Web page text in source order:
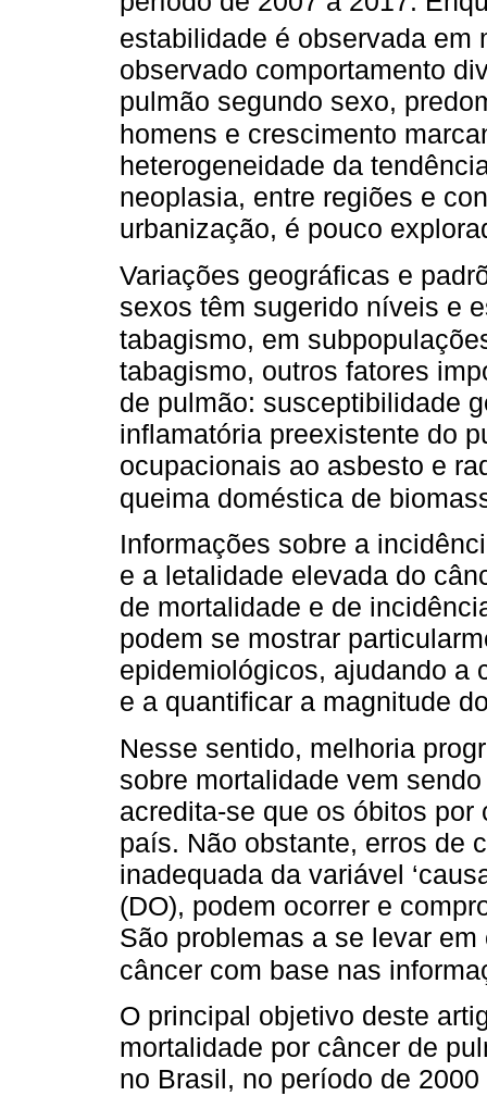
estabilidade é observada em
observado comportamento
pulmão segundo sexo,
homens e crescimento
heterogeneidade da
neoplasia, entre regiões e
urbanização, é pouco
Variações geográficas e
sexos têm sugerido níveis e
tabagismo, em
tabagismo, outros fatores
de pulmão: susceptibilidade
inflamatória preexistente do
ocupacionais ao asbesto e
queima doméstica de
Informações sobre a
e a letalidade elevada do
de mortalidade e de
podem se mostrar
epidemiológicos, ajudando a
e a quantificar a magnitude
Nesse sentido, melhoria
sobre mortalidade vem
acredita-se que os óbitos
país. Não obstante, erros de
inadequada da variável
(DO), podem ocorrer e
São problemas a se levar
câncer com base nas
O principal objetivo deste
mortalidade por câncer de
no Brasil, no período de 2000